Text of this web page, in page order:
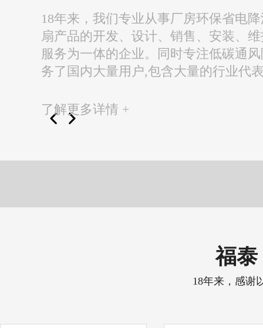
18年来，我们专业从事厂房环保省电
扇产品的开发、设计、销售、安装、
服务为一体的企业。同时专注低碳通
务了国内大量用户,包含大量的行业代
了解更多详情 +
福泰
18年来，感谢